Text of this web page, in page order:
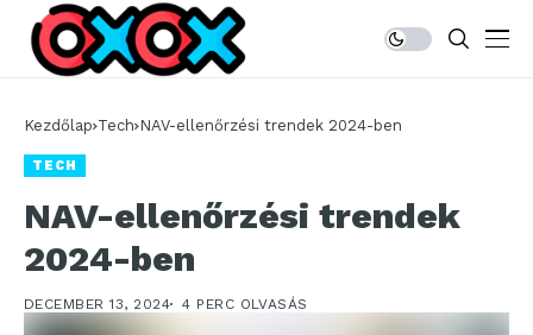
Kezdőlap Tech NAV-ellenőrzési trendek 2024-ben
TECH
NAV-ellenőrzési trendek
2024-ben
DECEMBER 13, 2024 4 PERC OLVASÁS